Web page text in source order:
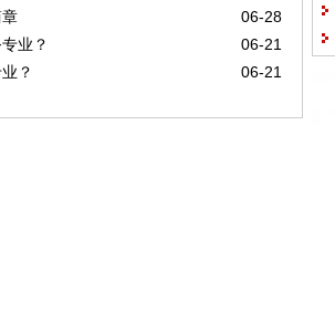
06-28
06-21
业？
06-21
？